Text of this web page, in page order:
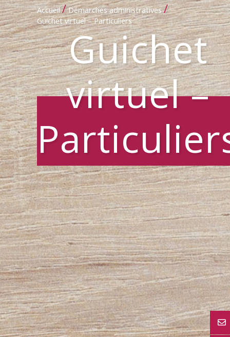
Accueil / Démarches administratives /
Guichet virtuel – Particuliers
Guichet
virtuel –